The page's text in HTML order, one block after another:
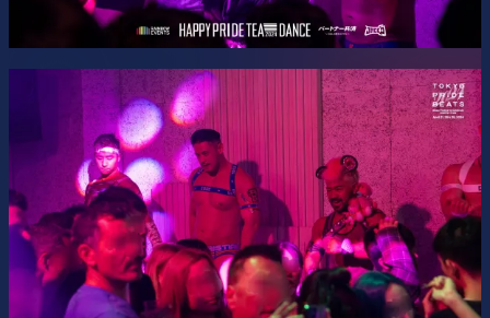
https://www.facebook.com/RbwEvents/
Tokyo Pride Beats 2026